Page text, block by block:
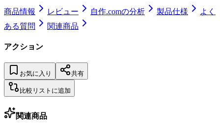
商品情報 レビュー 自作.comの分析 製品仕様
よく
ある質問
関連商品
アクション
お気に入り 共有
比較リストに追加
関連商品